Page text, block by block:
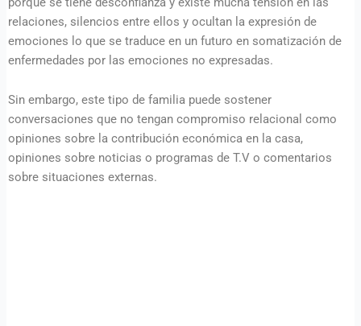
relaciones, silencios entre ellos y ocultan la expresión de
emociones lo que se traduce en un futuro en somatización de
enfermedades por las emociones no expresadas.
Sin embargo, este tipo de familia puede sostener
conversaciones que no tengan compromiso relacional como
opiniones sobre la contribución económica en la casa,
opiniones sobre noticias o programas de T.V o comentarios
sobre situaciones externas.